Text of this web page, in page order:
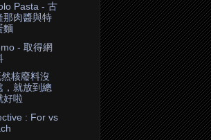
Pasta - 古
那肉醬與特
麵
- 取得網
核廢料沒
，就放到總
好啦
: For vs